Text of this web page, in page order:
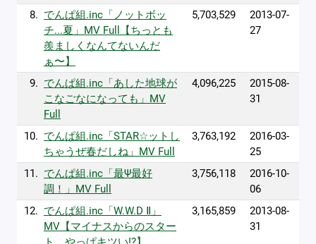
8. でんぱ組.inc「ノットボッ
チ...夏」MV Full【ちっとも
羨ましくなんてないんだ
ぁ〜】
5,703,529
2013-07-
27
9. でんぱ組.inc「あした地球が
こなごなになっても」MV
Full
4,096,225
2015-08-
31
10. でんぱ組.inc「STAR☆ットし
ちゃうぜ春だしね」MV Full
3,763,192
2016-03-
25
11. でんぱ組.inc「最Ψ最好
調！」MV Full
3,756,118
2016-10-
06
12. でんぱ組.inc「W.W.D Ⅱ」
MV【マイナスからのスター
3,165,859
2013-08-
31